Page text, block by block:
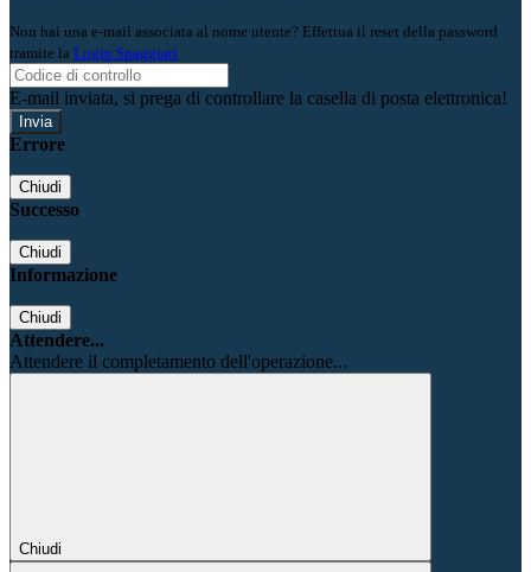
Non hai una e-mail associata al nome utente? Effettua il reset della password
tramite la Login Spaggiari
E-mail inviata, si prega di controllare la casella di posta elettronica!
Errore
Chiudi
Successo
Chiudi
Informazione
Chiudi
Attendere...
Attendere il completamento dell'operazione...
Chiudi